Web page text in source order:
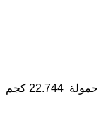
حمولة 22.744 كجم